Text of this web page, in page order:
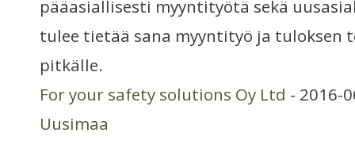
pääasiallisesti myyntityötä sekä
tulee tietää sana myyntityö ja tuloksen
pitkälle.
For your safety solutions Oy Ltd - 2016-
Uusimaa